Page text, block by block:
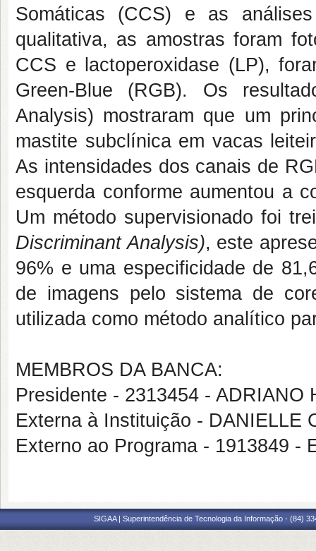
Somáticas (CCS) e as
qualitativa, as amostras foram
CCS e lactoperoxidase (LP),
Green-Blue (RGB). Os
Analysis) mostraram que um
mastite subclínica em vacas
As intensidades dos canais de
esquerda conforme aumentou a
Um método supervisionado foi
Discriminant Analysis), este
96% e uma especificidade de
de imagens pelo sistema de
utilizada como método analítico
MEMBROS DA BANCA:
Presidente - 2313454 -
Externa à Instituição - DANIELLE
Externo ao Programa - 1913849 -
SIGAA | Superintendência de Tecnologia da Informação - (84)